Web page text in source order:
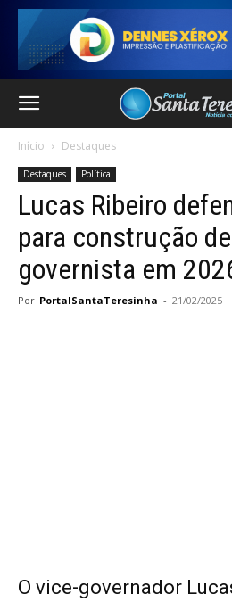
Início Destaques
Destaques Política
Lucas Ribeiro
para construção
governista em
Por PortalSantaTeresinha - 21/02/2025
O vice-governador